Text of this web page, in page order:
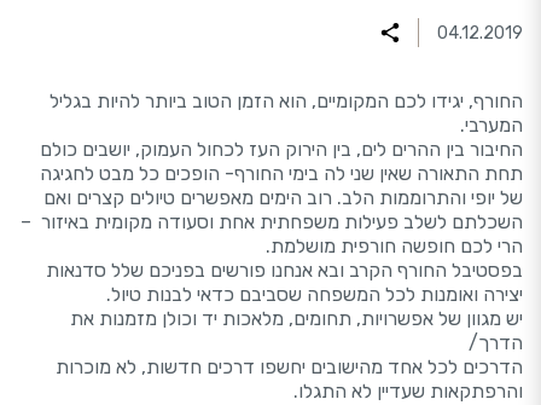
04.12.2019
החורף, יגידו לכם המקומיים, הוא הזמן הטוב ביותר להיות בגליל
המערבי.
החיבור בין ההרים לים, בין הירוק העז לכחול העמוק, יושבים כולם
תחת התאורה שאין שני לה בימי החורף- הופכים כל מבט לחגיגה
של יופי והתרוממות הלב. רוב הימים מאפשרים טיולים קצרים ואם
השכלתם לשלב פעילות משפחתית אחת וסעודה מקומית באיזור –
הרי לכם חופשה חורפית מושלמת.
בפסטיבל החורף הקרב ובא אנחנו פורשים בפניכם שלל סדנאות
יצירה ואומנות לכל המשפחה שסביבם כדאי לבנות טיול.
יש מגוון של אפשרויות, תחומים, מלאכות יד וכולן מזמנות את
הדרך/
הדרכים לכל אחד מהישובים יחשפו דרכים חדשות, לא מוכרות
והרפתקאות שעדיין לא התגלו.